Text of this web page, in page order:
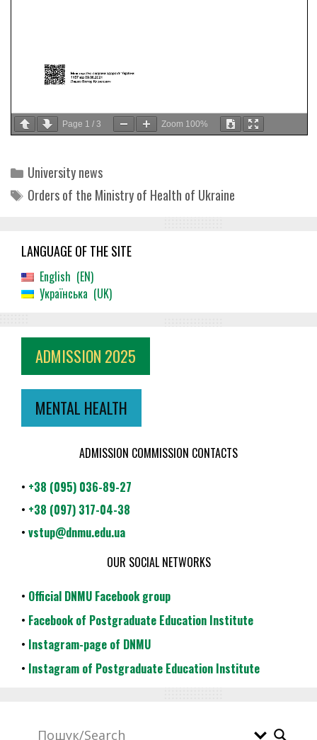
Page 1 / 3 Zoom 100%
Categories
University news
Tags
Orders of the Ministry of Health of Ukraine
LANGUAGE OF THE SITE
English
EN
Українська
UK
ADMISSION 2025
MENTAL HEALTH
ADMISSION COMMISSION CONTACTS
• +38 (095) 036-89-27
• +38 (097) 317-04-38
• vstup@dnmu.edu.ua
OUR SOCIAL NETWORKS
• Official DNMU Facebook group
• Facebook of Postgraduate Education Institute
• Instagram-page of DNMU
• Instagram of Postgraduate Education Institute